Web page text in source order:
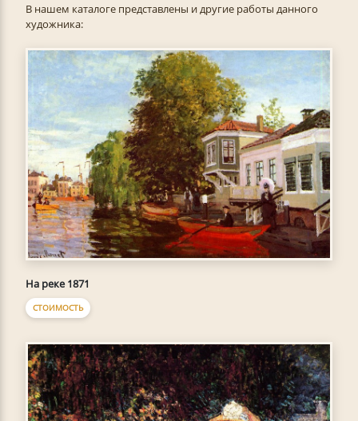
В нашем каталоге представлены и другие работы данного
художника:
На реке 1871
СТОИМОСТЬ